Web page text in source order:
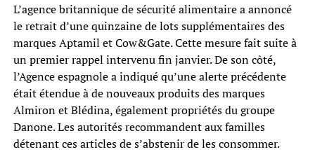
L’agence britannique de sécurité alimentaire a annoncé
le retrait d’une quinzaine de lots supplémentaires des
marques Aptamil et Cow&Gate. Cette mesure fait suite à
un premier rappel intervenu fin janvier. De son côté,
l’Agence espagnole a indiqué qu’une alerte précédente
était étendue à de nouveaux produits des marques
Almiron et Blédina, également propriétés du groupe
Danone. Les autorités recommandent aux familles
détenant ces articles de s’abstenir de les consommer.